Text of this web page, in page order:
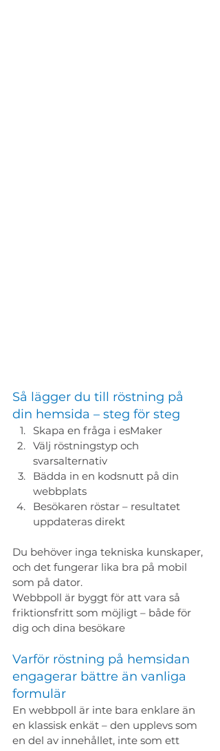
Så lägger du till röstning på
din hemsida – steg för steg
Skapa en fråga i esMaker
Välj röstningstyp och
svarsalternativ
Bädda in en kodsnutt på din
webbplats
Besökaren röstar – resultatet
uppdateras direkt
Du behöver inga tekniska kunskaper,
och det fungerar lika bra på mobil
som på dator.
Webbpoll är byggt för att vara så
friktionsfritt som möjligt – både för
dig och dina besökare
Varför röstning på hemsidan
engagerar bättre än vanliga
formulär
En webbpoll är inte bara enklare än
en klassisk enkät – den upplevs som
en del av innehållet, inte som ett